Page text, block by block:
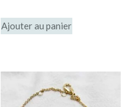
Ajouter au panier